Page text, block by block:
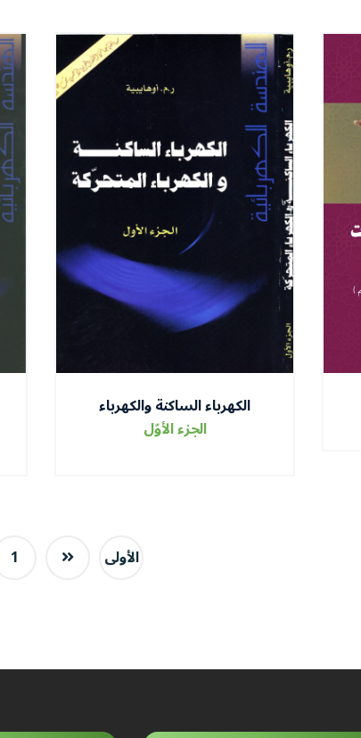
الكهرباء الساكنة والكهرباء
المتحركة
الجزء الأوّل
الأولى 1